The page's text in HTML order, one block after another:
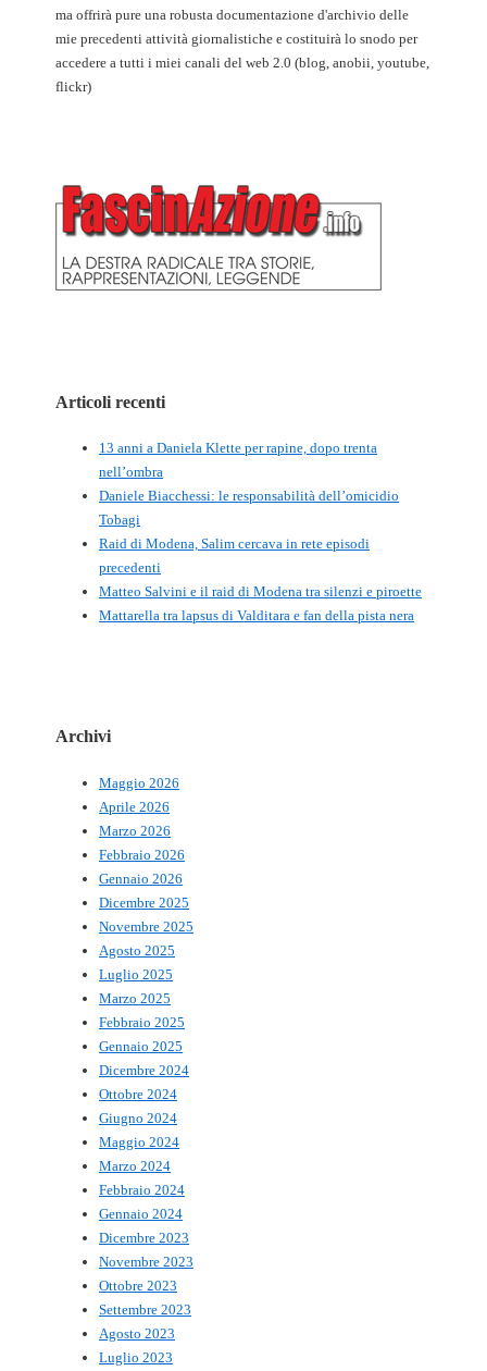
ma offrirà pure una robusta documentazione d'archivio delle
mie precedenti attività giornalistiche e costituirà lo snodo per
accedere a tutti i miei canali del web 2.0 (blog, anobii, youtube,
flickr)
Articoli recenti
13 anni a Daniela Klette per rapine, dopo trenta
nell’ombra
Daniele Biacchessi: le responsabilità dell’omicidio
Tobagi
Raid di Modena, Salim cercava in rete episodi
precedenti
Matteo Salvini e il raid di Modena tra silenzi e piroette
Mattarella tra lapsus di Valditara e fan della pista nera
Archivi
Maggio 2026
Aprile 2026
Marzo 2026
Febbraio 2026
Gennaio 2026
Dicembre 2025
Novembre 2025
Agosto 2025
Luglio 2025
Marzo 2025
Febbraio 2025
Gennaio 2025
Dicembre 2024
Ottobre 2024
Giugno 2024
Maggio 2024
Marzo 2024
Febbraio 2024
Gennaio 2024
Dicembre 2023
Novembre 2023
Ottobre 2023
Settembre 2023
Agosto 2023
Luglio 2023